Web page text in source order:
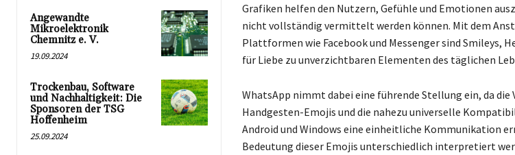
Angewandte
Mikroelektronik
Chemnitz e. V.
19.09.2024
Trockenbau, Software
und Nachhaltigkeit: Die
Sponsoren der TSG
Hoffenheim
25.09.2024
Grafiken helfen den Nutzern, Gefühle und Emotionen
nicht vollständig vermittelt werden können. Mit dem
Plattformen wie Facebook und Messenger sind Smileys,
für Liebe zu unverzichtbaren Elementen des täglichen
WhatsApp nimmt dabei eine führende Stellung ein, da die
Handgesten-Emojis und die nahezu universelle
Android und Windows eine einheitliche Kommunikation
Bedeutung dieser Emojis unterschiedlich interpretiert